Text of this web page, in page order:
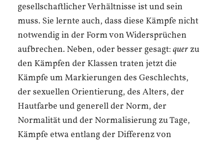
gesellschaftlicher Verhältnisse ist und sein
muss. Sie lernte auch, dass diese Kämpfe nicht
notwendig in der Form von Widersprüchen
aufbrechen. Neben, oder besser gesagt: quer zu
den Kämpfen der Klassen traten jetzt die
Kämpfe um Markierungen des Geschlechts,
der sexuellen Orientierung, des Alters, der
Hautfarbe und generell der Norm, der
Normalität und der Normalisierung zu Tage,
Kämpfe etwa entlang der Differenz von